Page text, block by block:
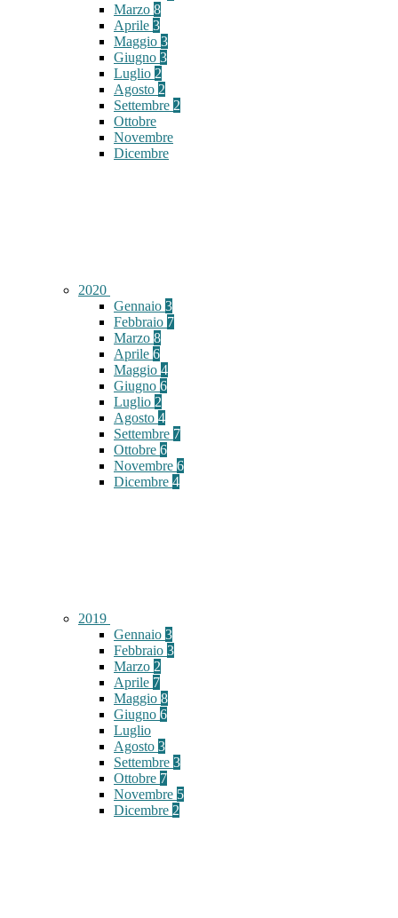
Marzo 8
Aprile 3
Maggio 3
Giugno 3
Luglio 2
Agosto 2
Settembre 2
Ottobre
Novembre
Dicembre
2020
Gennaio 3
Febbraio 7
Marzo 8
Aprile 6
Maggio 4
Giugno 6
Luglio 2
Agosto 4
Settembre 7
Ottobre 6
Novembre 6
Dicembre 4
2019
Gennaio 3
Febbraio 3
Marzo 2
Aprile 7
Maggio 8
Giugno 6
Luglio
Agosto 3
Settembre 3
Ottobre 7
Novembre 5
Dicembre 2